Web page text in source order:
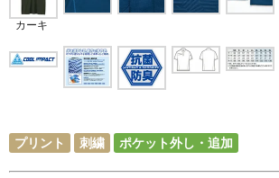
カーキ
プリント 刺繍 ポケット外し・追加